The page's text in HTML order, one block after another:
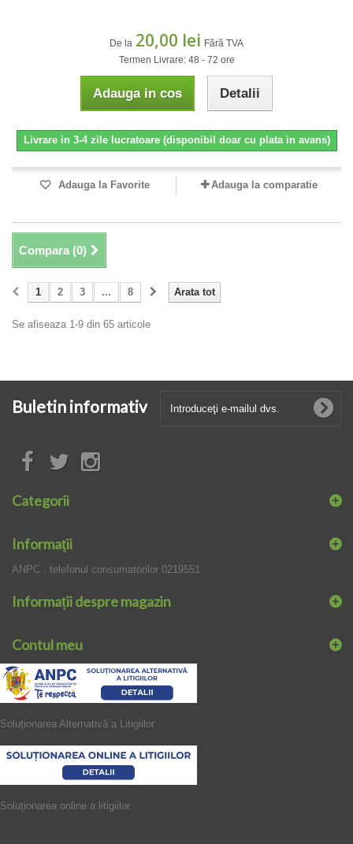
De la 20,00 lei Fără TVA
Termen Livrare: 48 - 72 ore
Adauga in cos Detalii
Livrare in 3-4 zile lucratoare (disponibil doar cu plata in avans)
Adauga la Favorite Adauga la comparatie
Compara (0)
Arata tot
1 2 3 ... 8
Se afiseaza 1-9 din 65 articole
Buletin informativ
Categorii
Informaţii
ANPC : telefonul consumatorilor 0219551
Informații despre magazin
Contul meu
Soluționarea Alternativă a Litigiilor
Soluționarea online a litigiilor